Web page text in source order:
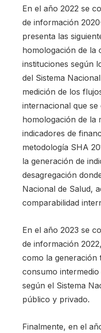
En el año 2022 se
de información
presenta las
homologación de la
instituciones según
del Sistema
medición de los
internacional que se
homologación de la
indicadores de
metodología SHA
la generación de
desagregación
Nacional de Salud,
comparabilidad
En el año 2023 se
de información
como la generación
consumo
según el Sistema
público y privado.
Finalmente, en el